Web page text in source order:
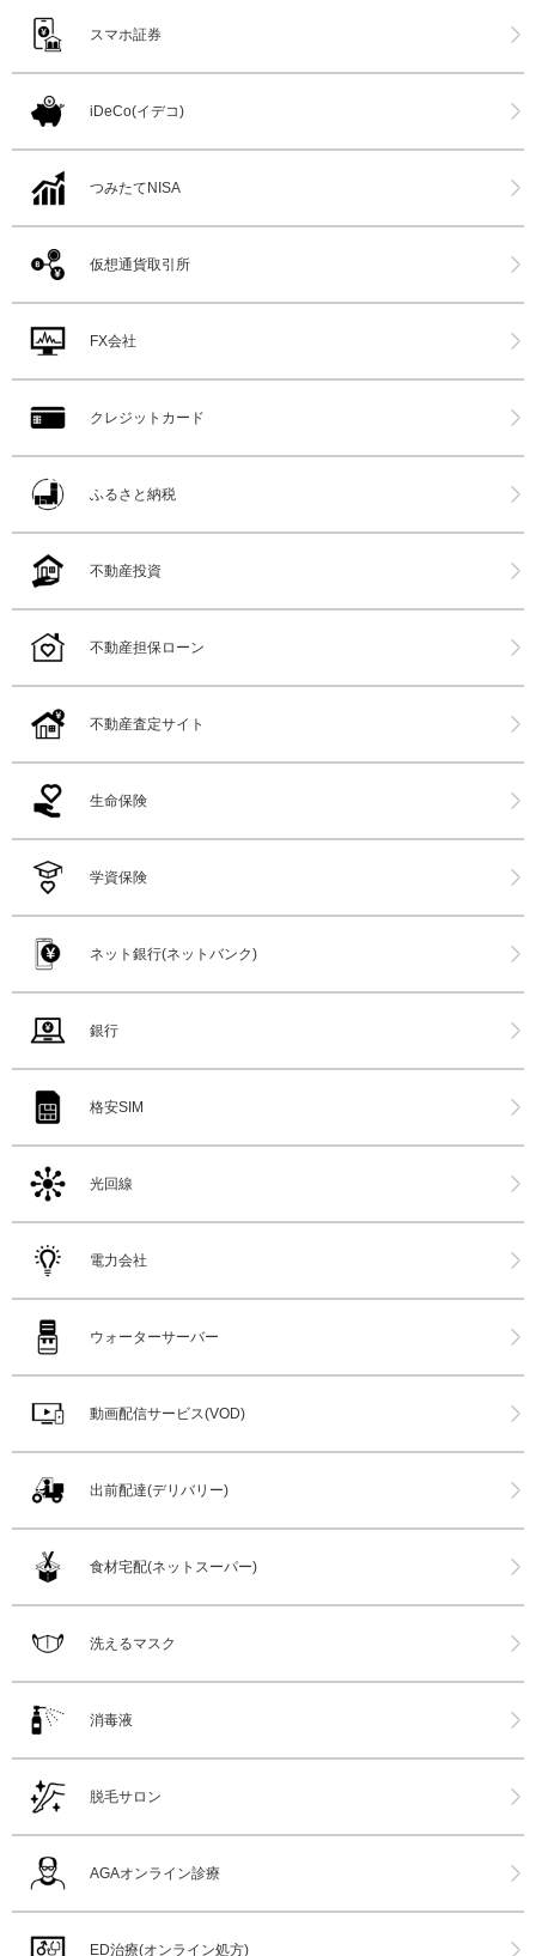
スマホ証券
iDeCo(イデコ)
つみたてNISA
仮想通貨取引所
FX会社
クレジットカード
ふるさと納税
不動産投資
不動産担保ローン
不動産査定サイト
生命保険
学資保険
ネット銀行(ネットバンク)
銀行
格安SIM
光回線
電力会社
ウォーターサーバー
動画配信サービス(VOD)
出前配達(デリバリー)
食材宅配(ネットスーパー)
洗えるマスク
消毒液
脱毛サロン
AGAオンライン診療
ED治療(オンライン処方)